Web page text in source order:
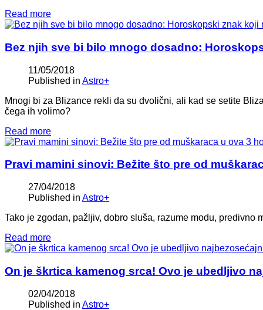
Read more
Bez njih sve bi bilo mnogo dosadno:
11/05/2018
Published in Astro+
Mnogi bi za Blizance rekli da su dvolični, ali kad se setite
čega ih volimo?
Read more
Pravi mamini sinovi: Bežite što pre od
27/04/2018
Published in Astro+
Tako je zgodan, pažljiv, dobro sluša, razume modu, predivno
Read more
On je škrtica kamenog srca! Ovo je ubedljivo
02/04/2018
Published in Astro+